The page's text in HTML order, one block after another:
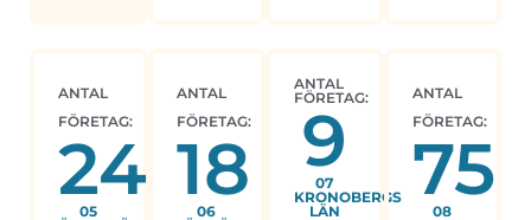
ANTAL
FÖRETAG:
24
05
ANTAL
FÖRETAG:
18
06
ANTAL
FÖRETAG:
9
07
KRONOBERGS
LÄN
ANTAL
FÖRETAG:
75
08